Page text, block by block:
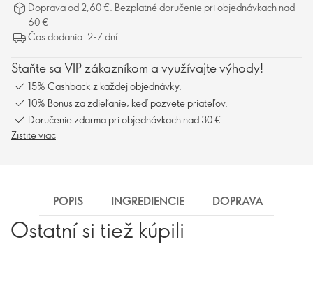
Doprava od 2,60 €. Bezplatné doručenie pri objednávkach nad
60 €
Čas dodania: 2-7 dní
Staňte sa VIP zákazníkom a využívajte výhody!
15% Cashback z každej objednávky.
10% Bonus za zdieľanie, keď pozvete priateľov.
Doručenie zdarma pri objednávkach nad 30 €.
Zistite viac
POPIS INGREDIENCIE DOPRAVA
Ostatní si tiež kúpili